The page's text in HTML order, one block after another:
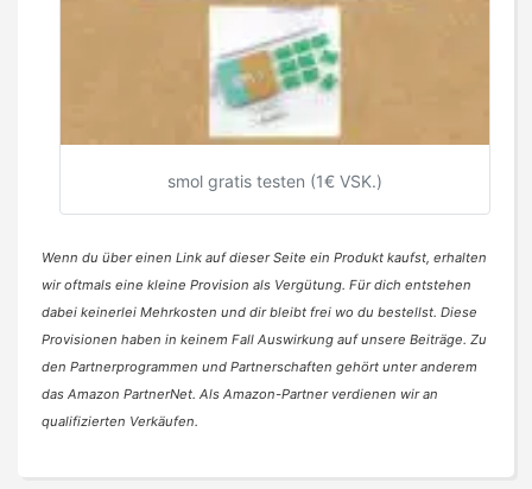
smol gratis testen (1€ VSK.)
Wenn du über einen Link auf dieser Seite ein Produkt kaufst, erhalten
wir oftmals eine kleine Provision als Vergütung. Für dich entstehen
dabei keinerlei Mehrkosten und dir bleibt frei wo du bestellst. Diese
Provisionen haben in keinem Fall Auswirkung auf unsere Beiträge. Zu
den Partnerprogrammen und Partnerschaften gehört unter anderem
das Amazon PartnerNet. Als Amazon-Partner verdienen wir an
qualifizierten Verkäufen.